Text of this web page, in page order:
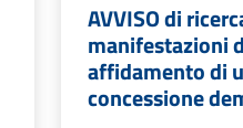
AVVISO di
manifestazioni
affidamento di
concessione